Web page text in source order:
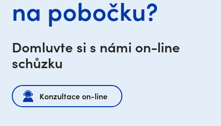
na pobočku?
Domluvte si s námi on-line
schůzku
Konzultace on-line